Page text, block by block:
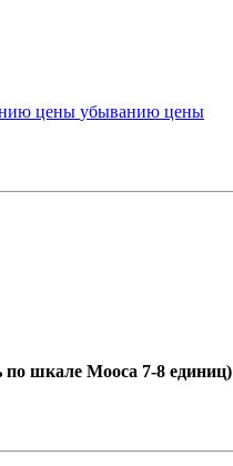
цены убыванию цены
по шкале Мооса 7-8 единиц)